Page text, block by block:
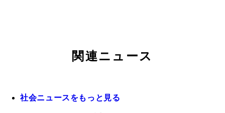
関連ニュース
社会ニュースをもっと見る